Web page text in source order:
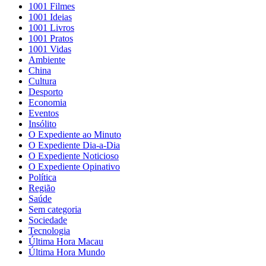
1001 Filmes
1001 Ideias
1001 Livros
1001 Pratos
1001 Vidas
Ambiente
China
Cultura
Desporto
Economia
Eventos
Insólito
O Expediente ao Minuto
O Expediente Dia-a-Dia
O Expediente Noticioso
O Expediente Opinativo
Política
Região
Saúde
Sem categoria
Sociedade
Tecnologia
Última Hora Macau
Última Hora Mundo